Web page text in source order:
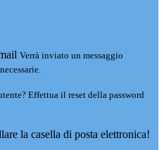
Verrà inviato un messaggio
Effettua il reset della password
la casella di posta elettronica!